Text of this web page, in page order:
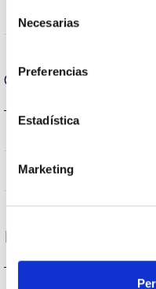
Necesarias
Preferencias
Estadística
Marketing
Ángulo de apertura
Carcasa y Acabado
IP Índice de
Rendimiento